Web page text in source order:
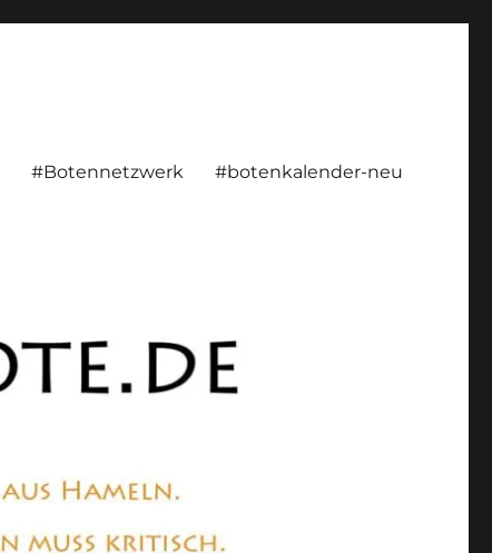
#Botennetzwerk #botenkalender-neu